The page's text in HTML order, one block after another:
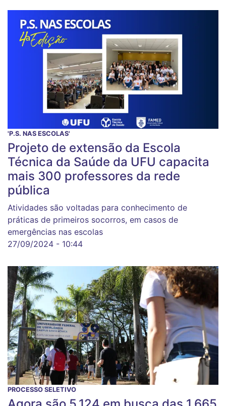
'P.S. NAS ESCOLAS'
Projeto de extensão da Escola
Técnica da Saúde da UFU capacita
mais 300 professores da rede
pública
Atividades são voltadas para conhecimento de
práticas de primeiros socorros, em casos de
emergências nas escolas
27/09/2024 - 10:44
PROCESSO SELETIVO